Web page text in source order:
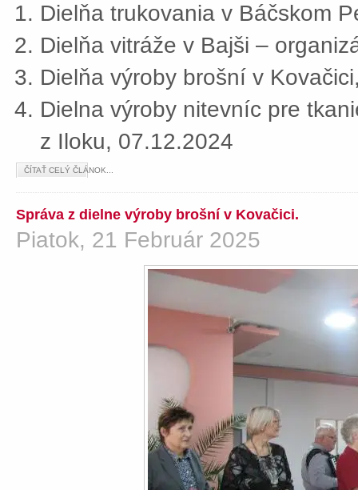
Dielňa trukovania v Báčskom
Dielňa vitráže v Bajši –
Dielňa výroby brošní v
Dielna výroby nitevníc pre
z Iloku, 07.12.2024
ČÍTAŤ CELÝ ČLÁNOK...
Správa z dielne výroby brošní v Kovačici.
Piatok, 21 Február 2025